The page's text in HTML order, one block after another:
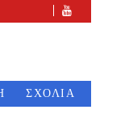
ΣΧΟΛΙΑ